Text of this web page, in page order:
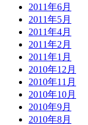
2011年6月
2011年5月
2011年4月
2011年2月
2011年1月
2010年12月
2010年11月
2010年10月
2010年9月
2010年8月